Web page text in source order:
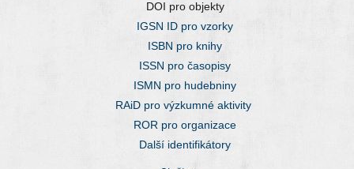
DOI pro objekty
IGSN ID pro vzorky
ISBN pro knihy
ISSN pro časopisy
ISMN pro hudebniny
RAiD pro výzkumné aktivity
ROR pro organizace
Další identifikátory